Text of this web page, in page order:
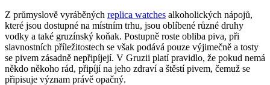
Z průmyslově vyráběných replica watches alkoholických nápojů,
které jsou dostupné na místním trhu, jsou oblíbené různé druhy
vodky a také gruzínský koňak. Postupně roste obliba piva, při
slavnostních příležitostech se však podává pouze výjimečně a tosty
se pivem zásadně nepřipíjejí. V Gruzii platí pravidlo, že pokud nemá
někdo někoho rád, připíjí na jeho zdraví a štěstí pivem, čemuž se
připisuje význam právě opačný.